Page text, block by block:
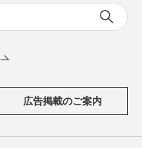
広告掲載のご案内